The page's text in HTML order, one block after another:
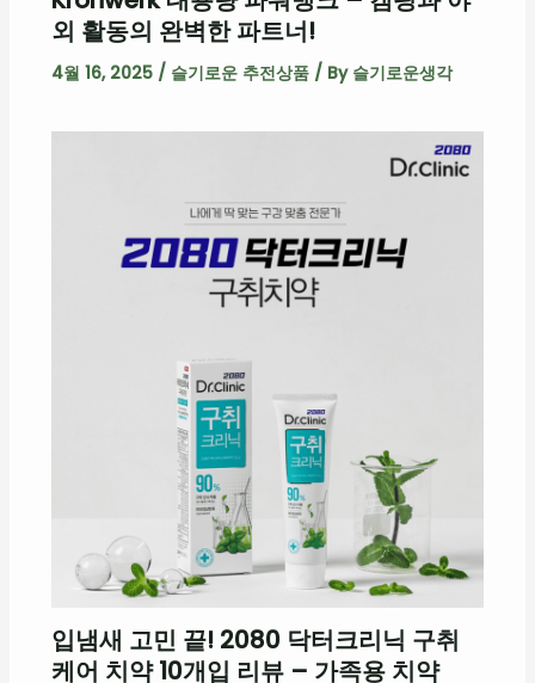
외 활동의 완벽한 파트너!
4월 16, 2025 / 슬기로운 추전상품/ By 슬기로운생각
입냄새 고민 끝! 2080 닥터크리닉 구취
케어 치약 10개입 리뷰 – 가족용 치약